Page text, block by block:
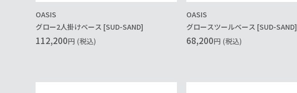
OASIS
グロー2人掛けベース [SUD-SAND]
112,200円 (税込)
OASIS
グロースツールベース [SUD-SAND]
68,200円 (税込)